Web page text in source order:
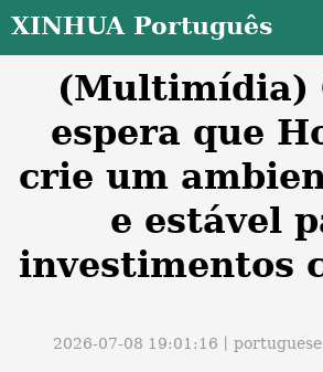
XINHUA Português
(Multimídia)
espera que
crie um
e estável
investimentos
2026-07-08 19:01:16丨